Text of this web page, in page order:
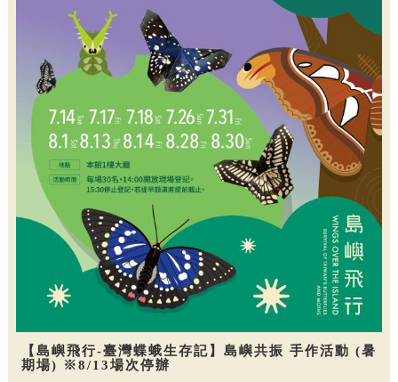
【島嶼飛行-臺灣蝶蛾生存記】島嶼共振 手作活動 (暑
期場) ※8/13場次停辦